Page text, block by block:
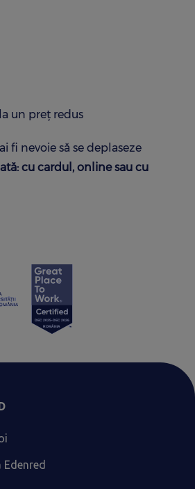
un preț redus
fi nevoie să se deplaseze
cu cardul, online sau cu
Edenred